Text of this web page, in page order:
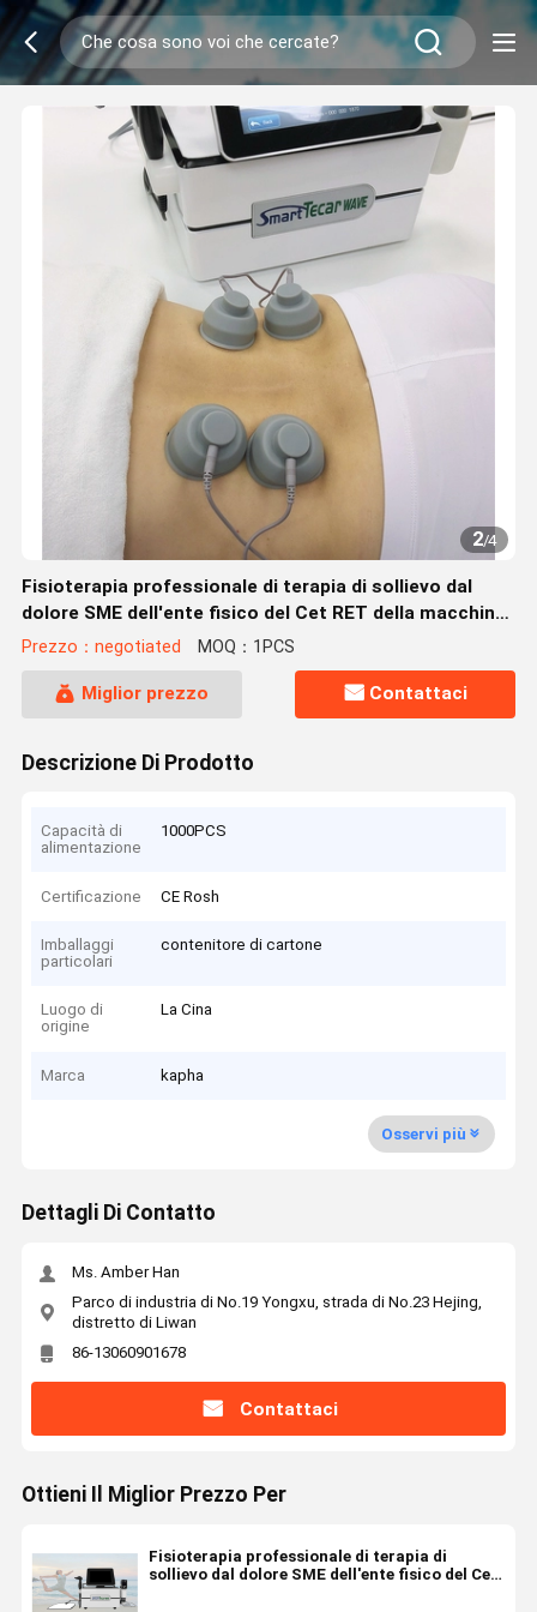
2/4
Fisioterapia professionale di terapia di sollievo dal
dolore SME dell'ente fisico del Cet RET della macchina
di terapia di 3 In1 Tecar Shockwave
Prezzo：negotiated MOQ：1PCS
Miglior prezzo Contattaci
Descrizione Di Prodotto
Capacità di
alimentazione
1000PCS
Certificazione CE Rosh
Imballaggi
particolari
contenitore di cartone
Luogo di
origine
La Cina
Marca kapha
Osservi più
Dettagli Di Contatto
Ms. Amber Han
Parco di industria di No.19 Yongxu, strada di No.23 Hejing,
distretto di Liwan
86-13060901678
Contattaci
Ottieni Il Miglior Prezzo Per
Fisioterapia professionale di terapia di
sollievo dal dolore SME dell'ente fisico del Cet